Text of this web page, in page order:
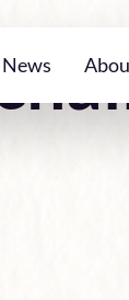
News